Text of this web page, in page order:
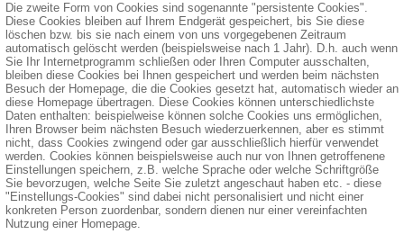
Die zweite Form von Cookies sind sogenannte "persistente Cookies".
Diese Cookies bleiben auf Ihrem Endgerät gespeichert, bis Sie diese
löschen bzw. bis sie nach einem von uns vorgegebenen Zeitraum
automatisch gelöscht werden (beispielsweise nach 1 Jahr). D.h. auch wenn
Sie Ihr Internetprogramm schließen oder Ihren Computer ausschalten,
bleiben diese Cookies bei Ihnen gespeichert und werden beim nächsten
Besuch der Homepage, die die Cookies gesetzt hat, automatisch wieder an
diese Homepage übertragen. Diese Cookies können unterschiedlichste
Daten enthalten: beispielweise können solche Cookies uns ermöglichen,
Ihren Browser beim nächsten Besuch wiederzuerkennen, aber es stimmt
nicht, dass Cookies zwingend oder gar ausschließlich hierfür verwendet
werden. Cookies können beispielsweise auch nur von Ihnen getroffenene
Einstellungen speichern, z.B. welche Sprache oder welche Schriftgröße
Sie bevorzugen, welche Seite Sie zuletzt angeschaut haben etc. - diese
"Einstellungs-Cookies" sind dabei nicht personalisiert und nicht einer
konkreten Person zuordenbar, sondern dienen nur einer vereinfachten
Nutzung einer Homepage.